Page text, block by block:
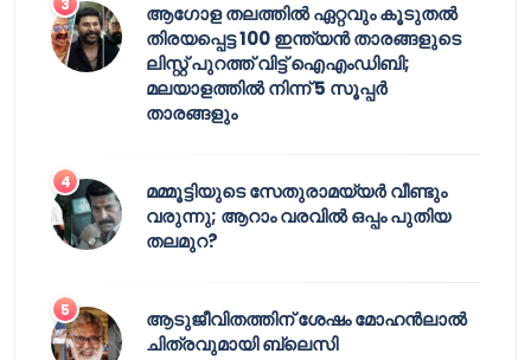
ആഗോള തലത്തിൽ ഏറ്റവും കൂടുതൽ
തിരയപ്പെട്ട 100 ഇന്ത്യൻ താരങ്ങളുടെ
ലിസ്റ്റ് പുറത്ത് വിട്ട് ഐഎംഡിബി;
മലയാളത്തിൽ നിന്ന് 5 സൂപ്പർ
താരങ്ങളും
മമ്മൂട്ടിയുടെ സേതുരാമയ്യർ വീണ്ടും
വരുന്നു; ആറാം വരവിൽ ഒപ്പം പുതിയ
തലമുറ?
ആടുജീവിതത്തിന് ശേഷം മോഹൻലാൽ
ചിത്രവുമായി ബ്ലെസി